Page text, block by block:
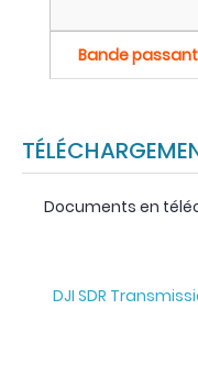
Bande
Documents en
DJI SDR